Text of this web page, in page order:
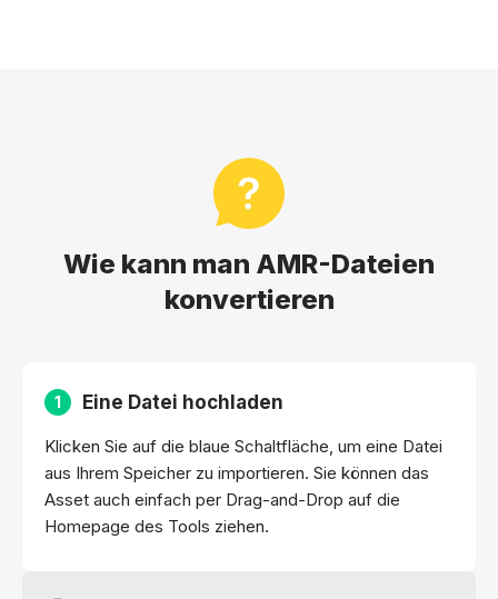
Wie kann man AMR-Dateien
konvertieren
1 Eine Datei hochladen
Klicken Sie auf die blaue Schaltfläche, um eine Datei
aus Ihrem Speicher zu importieren. Sie können das
Asset auch einfach per Drag-and-Drop auf die
Homepage des Tools ziehen.